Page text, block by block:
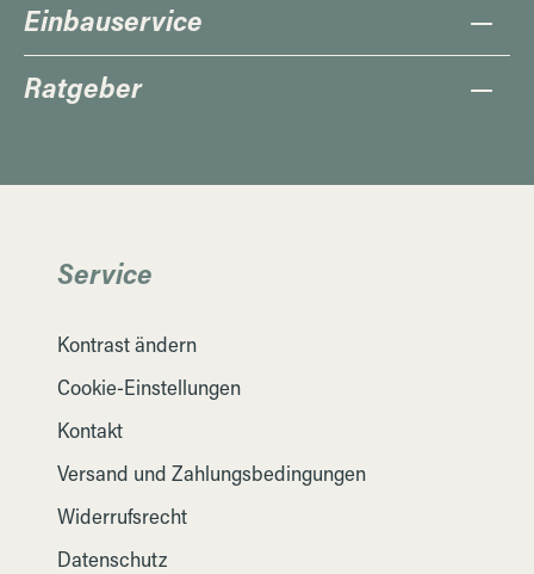
Einbauservice
Ratgeber
Service
Kontrast ändern
Cookie-Einstellungen
Kontakt
Versand und Zahlungsbedingungen
Widerrufsrecht
Datenschutz